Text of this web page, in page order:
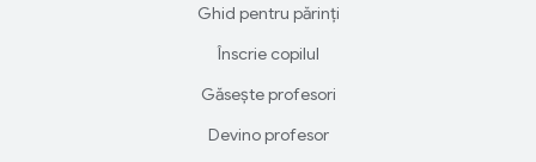
Ghid pentru părinți
Înscrie copilul
Găsește profesori
Devino profesor